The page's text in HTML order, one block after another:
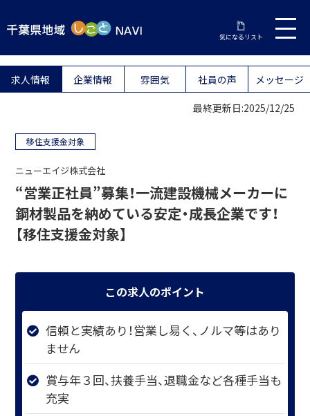
気になるリスト
求人情報 企業情報 雰囲気 社員の声 メッセージ
最終更新日:2025/12/25
移住支援金対象
ニューエイジ株式会社
“営業正社員”募集！一流建設機械メーカーに
鋼材製品を納めている安定・成長企業です！
【移住支援金対象】
この求人のポイント
信頼と実績あり！営業し易く、ノルマ等はあり
ません
賞与年３回、扶養手当、退職金など各種手当も
充実